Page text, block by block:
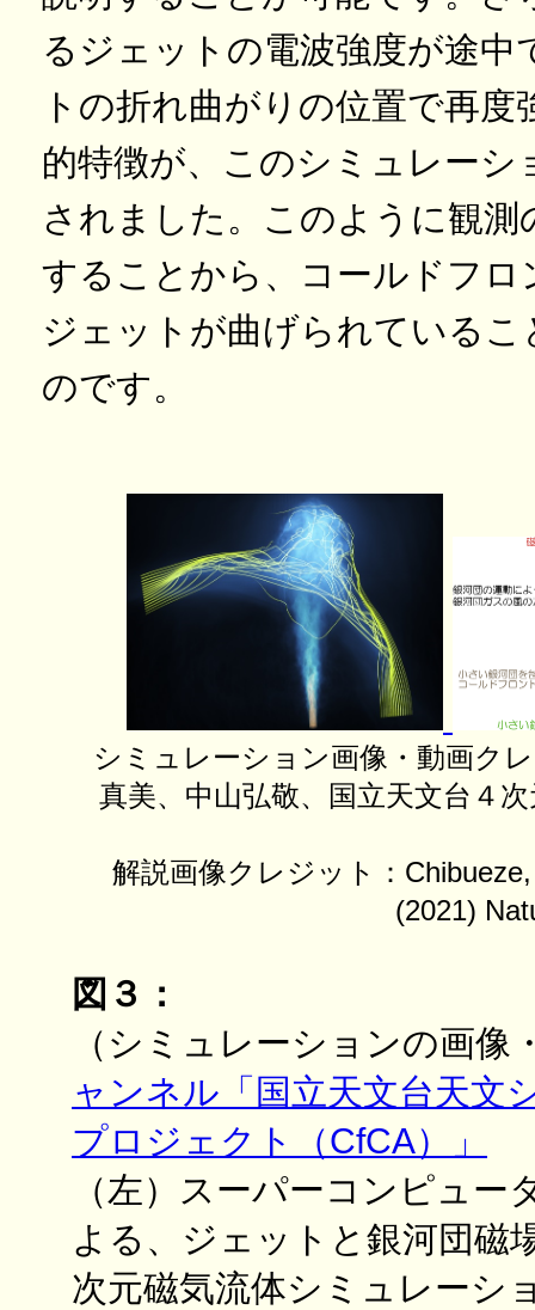
るジェットの電波強度が途中
トの折れ曲がりの位置で再
的特徴が、このシミュレーシ
されました。このように観測
することから、コールドフ
ジェットが曲げられている
のです。
シミュレーション画像・動画ク
真美、中山弘敬、国立天文台４
解説画像クレジット：
(2021)
図３：
（シミュレーションの画像
ャンネル「国立天文台天文
プロジェクト（CfCA）」
（左）スーパーコンピュー
よる、ジェットと銀河団磁
次元磁気流体シミュレーシ